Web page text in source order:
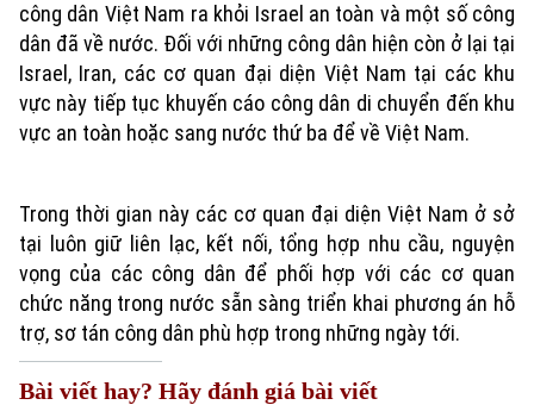
công dân Việt Nam ra khỏi Israel an toàn và một số công
dân đã về nước. Đối với những công dân hiện còn ở lại tại
Israel, Iran, các cơ quan đại diện Việt Nam tại các khu
vực này tiếp tục khuyến cáo công dân di chuyển đến khu
vực an toàn hoặc sang nước thứ ba để về Việt Nam.
Trong thời gian này các cơ quan đại diện Việt Nam ở sở
tại luôn giữ liên lạc, kết nối, tổng hợp nhu cầu, nguyện
vọng của các công dân để phối hợp với các cơ quan
chức năng trong nước sẵn sàng triển khai phương án hỗ
trợ, sơ tán công dân phù hợp trong những ngày tới.
Bài viết hay? Hãy đánh giá bài viết